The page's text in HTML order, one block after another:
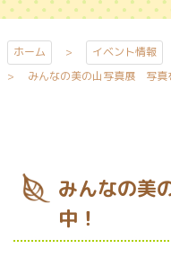
ッ
ホーム
イベント情報
みんなの美の山写真展 写真
みんなの美
中！